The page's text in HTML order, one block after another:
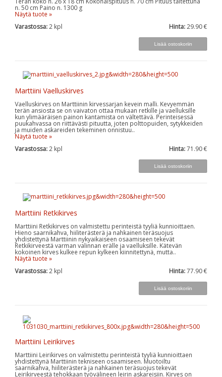
n. 50 cm Paino n. 1300 g
Näytä tuote »
Varastossa:2 kpl Hinta:29.90 €
Marttiini Vaelluskirves
Vaelluskirves on Marttiinin kirvessarjan kevein malli. Kevyemmän
terän ansiosta se on vaivaton ottaa mukaan retkille ja vaelluksille
kun ylimääräisen painon kantamista on vältettävä. Perinteisessä
puukahvassa on riittävästi pituutta, joten polttopuiden, sytykkeiden
ja muiden askareiden tekeminen onnistuu..
Näytä tuote »
Varastossa:2 kpl Hinta:71.90 €
Marttiini Retkikirves
Marttiini Retkikirves on valmistettu perinteistä tyyliä kunnioittaen.
Hieno saarnikahva, hiiliterästerä ja nahkainen teräsuojus
yhdistettynä Marttiinin nykyaikaiseen osaamiseen tekevät
Retkikirveestä varman valinnan erälle ja vaelluksille. Kätevän
kokoinen kirves kulkee repun kylkeen kiinnitettynä, mutta..
Näytä tuote »
Varastossa:2 kpl Hinta:77.90 €
Marttiini Leirikirves
Marttiini Leirikirves on valmistettu perinteistä tyyliä kunnioittaen
yhdistettynä Marttiinin tekniseen osaamiseen. Muotoiltu
saarnikahva, hiiliterästerä ja nahkainen teräsuojus tekevät
Leirikirveestä tehokkaan työvälineen leirin askareisiin. Kirves on